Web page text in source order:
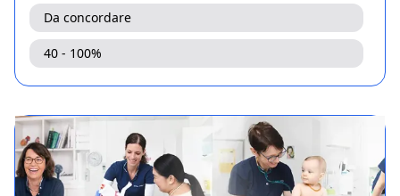
Da concordare
40 - 100%